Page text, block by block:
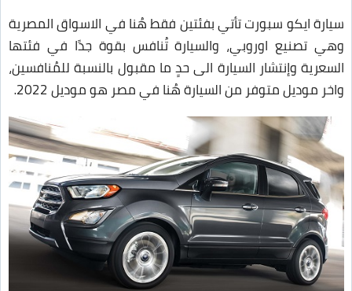
سيارة ايكو سبورت تأتي بفئتين فقط هُنا في الاسواق المصرية
وهي تصنيع اوروبي، والسيارة تُنافس بقوة جدًا في فئتها
السعرية وإنتشار السيارة الى حدٍ ما مقبول بالنسبة للمُنافسين،
واخر موديل متوفر من السيارة هُنا في مصر هو موديل 2022.